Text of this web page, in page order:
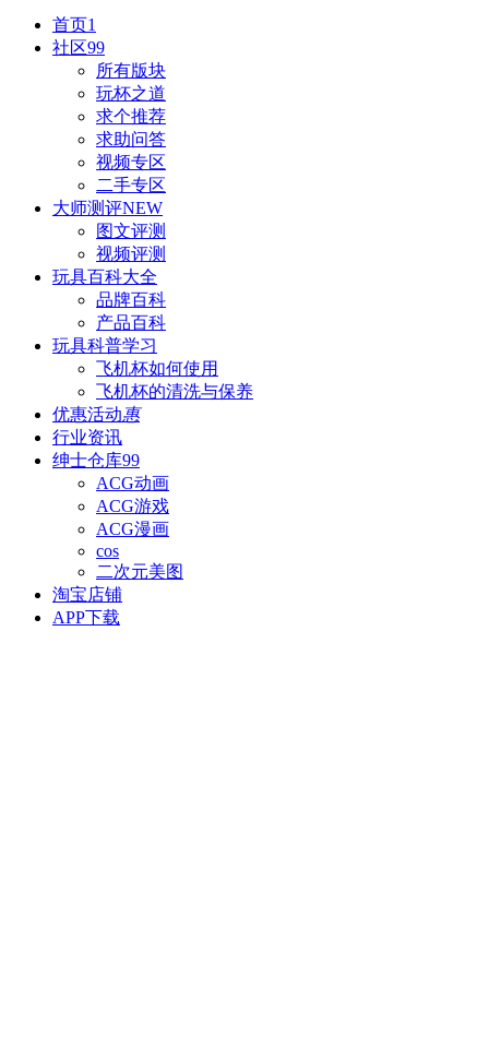
首页1
社区99
所有版块
玩杯之道
求个推荐
求助问答
视频专区
二手专区
大师测评NEW
图文评测
视频评测
玩具百科大全
品牌百科
产品百科
玩具科普学习
飞机杯如何使用
飞机杯的清洗与保养
优惠活动惠
行业资讯
绅士仓库99
ACG动画
ACG游戏
ACG漫画
cos
二次元美图
淘宝店铺
APP下载